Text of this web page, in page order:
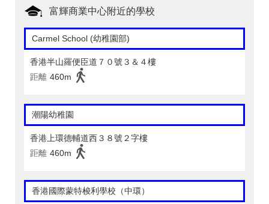
富輝商業中心附近的學校
Carmel School (幼稚園部)
香港半山羅便臣道７０號３＆４樓
距離 460m
潮陽幼稚園
香港上環德輔道西３８號２字樓
距離 460m
香港國際蒙特梭利學校（中環）